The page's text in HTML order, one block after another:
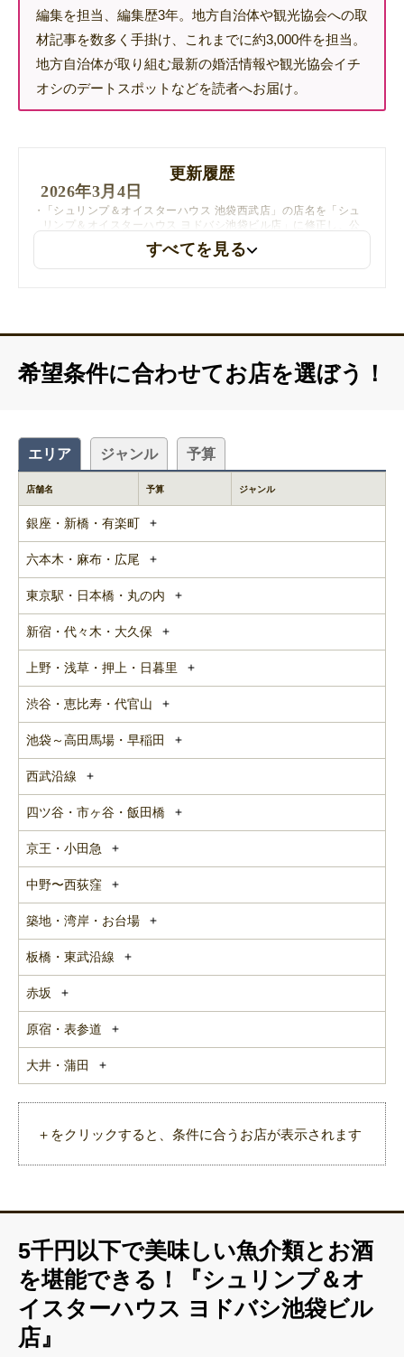
編集を担当、編集歴3年。地方自治体や観光協会への取
材記事を数多く手掛け、これまでに約3,000件を担当。
地方自治体が取り組む最新の婚活情報や観光協会イチ
オシのデートスポットなどを読者へお届け。
更新履歴
2026年3月4日
「シュリンプ＆オイスターハウス 池袋西武店」の店名を「シュ
リンプ＆オイスターハウス ヨドバシ池袋ビル店」に修正し、公
式サイトのURLと住所を更新しました
「UMIバル 新宿店」の公式サイトのURLを更新しました
すべてを見る
希望条件に合わせてお店を選ぼう！
エリア ジャンル 予算
店舗名 予算 ジャンル
銀座・新橋・有楽町
六本木・麻布・広尾
東京駅・日本橋・丸の内
新宿・代々木・大久保
上野・浅草・押上・日暮里
渋谷・恵比寿・代官山
池袋～高田馬場・早稲田
西武沿線
四ツ谷・市ヶ谷・飯田橋
京王・小田急
中野〜西荻窪
築地・湾岸・お台場
板橋・東武沿線
赤坂
原宿・表参道
大井・蒲田
＋をクリックすると、条件に合うお店が表示されます
5千円以下で美味しい魚介類とお酒
を堪能できる！『シュリンプ＆オ
イスターハウス ヨドバシ池袋ビル
店』